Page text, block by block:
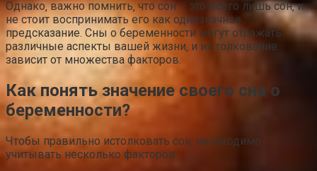
Однако‚ важно помнить‚ что сон – это всего лишь сон‚ и
не стоит воспринимать его как однозначное
предсказание. Сны о беременности могут отражать
различные аспекты вашей жизни‚ и их толкование
зависит от множества факторов.
Как понять значение своего сна о
беременности?
Чтобы правильно истолковать сон‚ необходимо
учитывать несколько факторов: